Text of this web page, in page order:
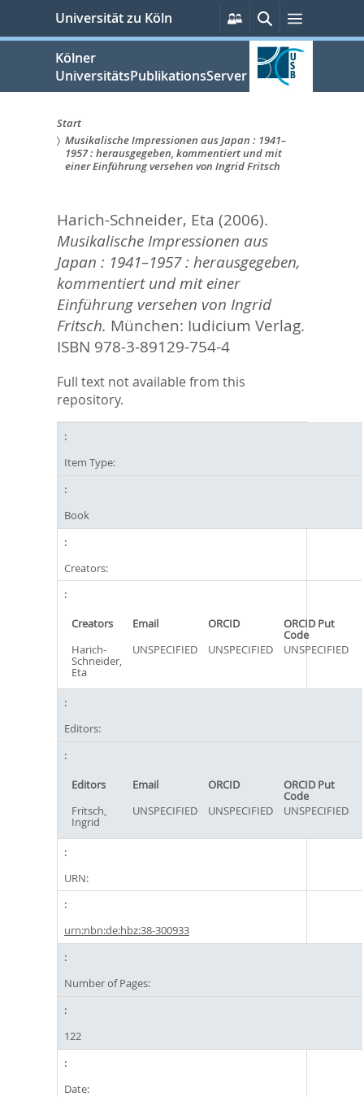
springen
Universität zu Köln
Persönliche
Services
SucheMenü
Kölner
UniversitätsPublikationsServer
Sie
hier:
Start
Musikalische Impressionen aus Japan : 1941–
1957 : herausgegeben, kommentiert und mit
einer Einführung versehen von Ingrid Fritsch
Harich-Schneider, Eta (2006).
Musikalische Impressionen aus
Japan : 1941–1957 : herausgegeben,
kommentiert und mit einer
Einführung versehen von Ingrid
Fritsch. München: Iudicium Verlag.
ISBN 978-3-89129-754-4
Full text not available from this
repository.
Item Type:
Book
Creators:
Creators Email ORCID ORCID Put
Code
Harich-
Schneider,
Eta
UNSPECIFIED UNSPECIFIED UNSPECIFIED
Editors:
Editors Email ORCID ORCID Put
Code
Fritsch,
Ingrid
UNSPECIFIED UNSPECIFIED UNSPECIFIED
URN:
urn:nbn:de:hbz:38-300933
Number of Pages:
122
Date: